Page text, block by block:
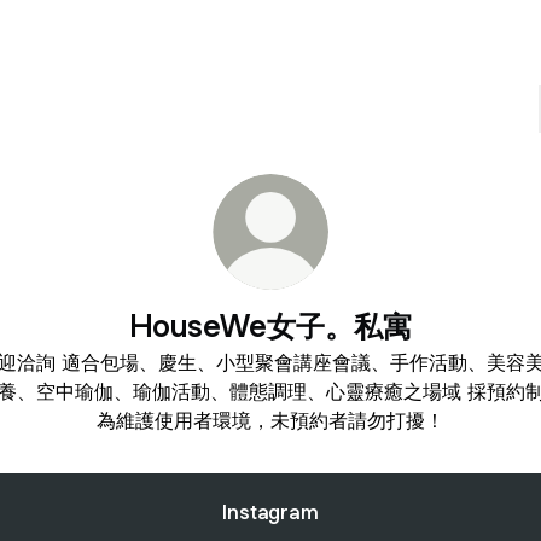
HouseWe女子。私寓
洽詢 適合包場、慶生、小型聚會講座會議、手作活動、美容
、空中瑜伽、瑜伽活動、體態調理、心靈療癒之場域 採預約制
為維護使用者環境，未預約者請勿打擾！
Instagram